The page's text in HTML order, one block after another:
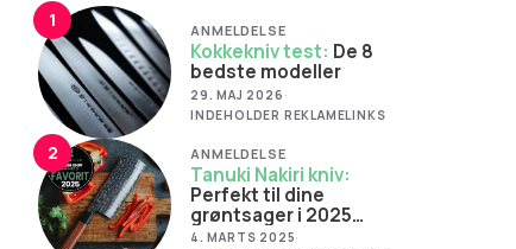
1 ANMELDELSE
Kokkekniv test:
bedste modeller
29. MAJ 2026 ·
INDEHOLDER REKLAMELINKS
2 ANMELDELSE
Tanuki Nakiri kniv:
Perfekt til dine
grøntsager i 2025
(Favorit)
4. MARTS 2025·